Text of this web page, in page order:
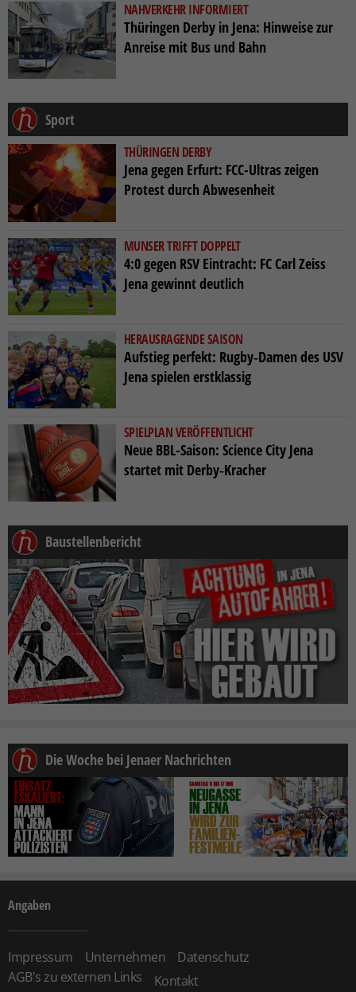
NAHVERKEHR INFORMIERT
Thüringen Derby in Jena: Hinweise zur
Anreise mit Bus und Bahn
Sport
THÜRINGEN DERBY
Jena gegen Erfurt: FCC-Ultras zeigen
Protest durch Abwesenheit
MUNSER TRIFFT DOPPELT
4:0 gegen RSV Eintracht: FC Carl Zeiss
Jena gewinnt deutlich
HERAUSRAGENDE SAISON
Aufstieg perfekt: Rugby‑Damen des USV
Jena spielen erstklassig
SPIELPLAN VERÖFFENTLICHT
Neue BBL-Saison: Science City Jena
startet mit Derby‑Kracher
Baustellenbericht
Die Woche bei Jenaer Nachrichten
Angaben
Impressum Unternehmen
Datenschutz
AGB's zu externen Links
Kontakt